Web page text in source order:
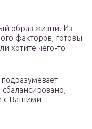
образ жизни. Из
факторов, готовы
хотите чего-то
сбалансировано,
с Вашими